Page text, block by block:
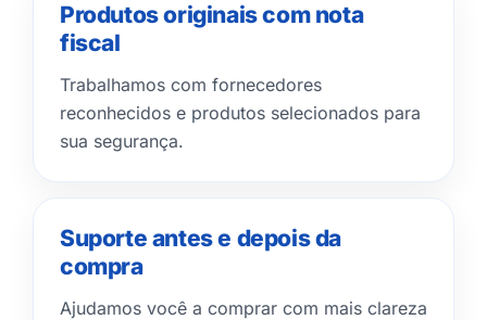
Produtos originais com nota
fiscal
Trabalhamos com fornecedores
reconhecidos e produtos selecionados para
sua segurança.
Suporte antes e depois da
compra
Ajudamos você a comprar com mais clareza